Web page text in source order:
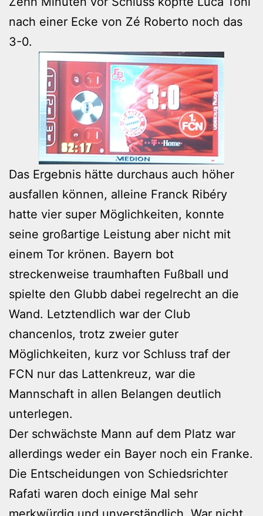
nach einer Ecke von Zé Roberto noch das
3-0.
Das Ergebnis hätte durchaus auch höher
ausfallen können, alleine Franck Ribéry
hatte vier super Möglichkeiten, konnte
seine großartige Leistung aber nicht mit
einem Tor krönen. Bayern bot
streckenweise traumhaften Fußball und
spielte den Glubb dabei regelrecht an die
Wand. Letztendlich war der Club
chancenlos, trotz zweier guter
Möglichkeiten, kurz vor Schluss traf der
FCN nur das Lattenkreuz, war die
Mannschaft in allen Belangen deutlich
unterlegen.
Der schwächste Mann auf dem Platz war
allerdings weder ein Bayer noch ein Franke.
Die Entscheidungen von Schiedsrichter
Rafati waren doch einige Mal sehr